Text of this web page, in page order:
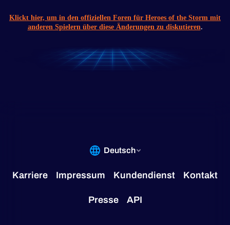
Klickt hier, um in den offiziellen Foren für Heroes of the Storm mit
anderen Spielern über diese Änderungen zu diskutieren.